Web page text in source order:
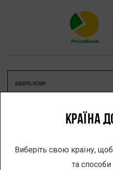
ТАБЛИЦЯ
КРАЇНА
Виберіть свою країну,
та